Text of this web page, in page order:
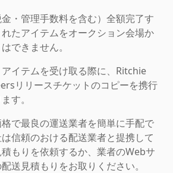
・管理手数料を含む）全額完了す
たアイテムをオークション会場か
できません。
アイテムを受け取る際に、Ritchie
リリースチケットのコピーを携行
す。
で最良の運送業者を簡単に手配で
信頼のおける配送業者と提携して
もりを依頼するか、業者のWebサ
送見積もりをお取りください。